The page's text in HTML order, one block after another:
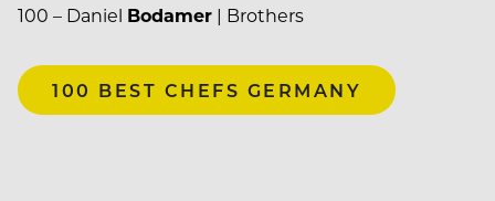
100 – Daniel Bodamer | Brothers
100 BEST CHEFS GERMANY